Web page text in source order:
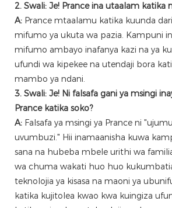
2. Swali: Je! Prance ina utaalam katika
A: Prance mtaalamu katika kuunda
mifumo ya ukuta wa pazia. Kampuni
mifumo ambayo inafanya kazi na ya
ufundi wa kipekee na utendaji bora
mambo ya ndani.
3. Swali: Je! Ni falsafa gani ya msingi
Prance katika soko?
A: Falsafa ya msingi ya Prance ni
uvumbuzi." Hii inamaanisha kuwa
sana na hubeba mbele urithi wa
wa chuma wakati huo huo
teknolojia ya kisasa na maoni ya
katika kujitolea kwao kwa kuingiza